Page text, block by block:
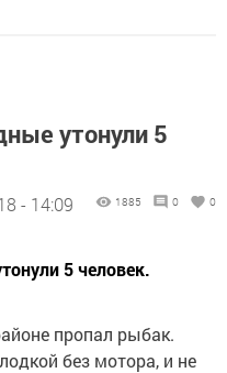
утонули 5
- 14:09 1885 0 0
5 человек.
пропал рыбак.
без мотора, и не